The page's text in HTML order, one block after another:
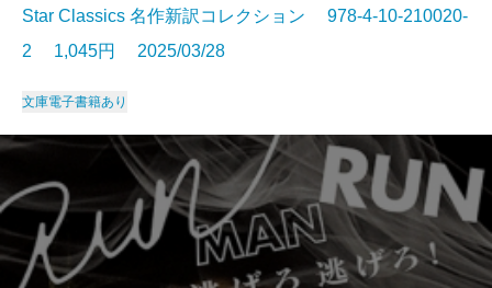
Star Classics 名作新訳コレクション 978-4-10-210020-
2 1,045円 2025/03/28
文庫電子書籍あり